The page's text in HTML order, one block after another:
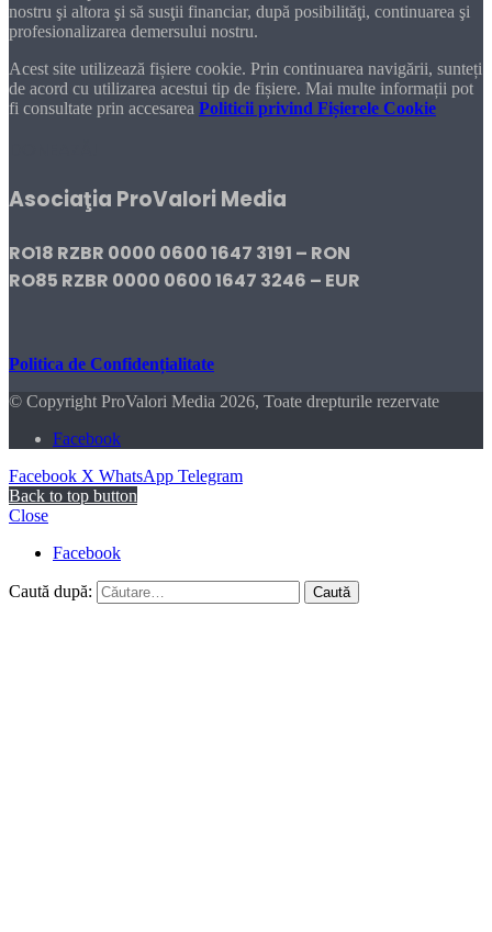
nostru şi altora şi să susţii financiar, după posibilităţi, continuarea şi
profesionalizarea demersului nostru.
Acest site utilizează fișiere cookie. Prin continuarea navigării, sunteți
de acord cu utilizarea acestui tip de fișiere. Mai multe informații pot
fi consultate prin accesarea Politicii privind Fișierele Cookie
Asociaţia ProValori Media
RO18 RZBR 0000 0600 1647 3191 – RON
RO85 RZBR 0000 0600 1647 3246 – EUR
Politica de Confidențialitate
© Copyright ProValori Media 2026, Toate drepturile rezervate
Facebook
Facebook X WhatsApp Telegram
Back to top button
Close
Facebook
Caută după: